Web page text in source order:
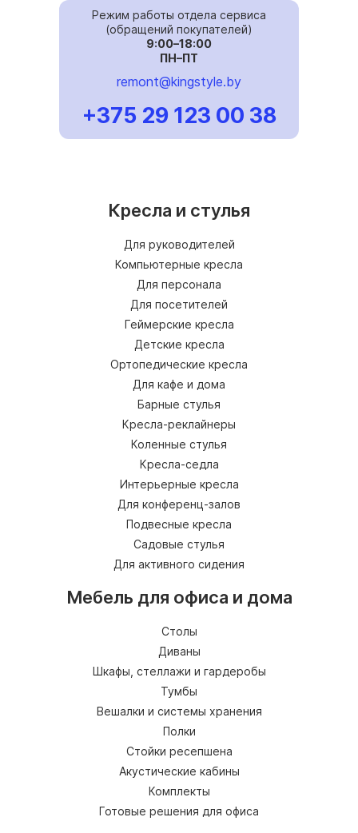
Режим работы отдела сервиса
(обращений покупателей)
9:00–18:00
ПН–ПТ
remont@kingstyle.by
+375 29 123 00 38
Кресла и стулья
Для руководителей
Компьютерные кресла
Для персонала
Для посетителей
Геймерские кресла
Детские кресла
Ортопедические кресла
Для кафе и дома
Барные стулья
Кресла-реклайнеры
Коленные стулья
Кресла-седла
Интерьерные кресла
Для конференц-залов
Подвесные кресла
Садовые стулья
Для активного сидения
Мебель для офиса и дома
Столы
Диваны
Шкафы, стеллажи и гардеробы
Тумбы
Вешалки и системы хранения
Полки
Стойки ресепшена
Акустические кабины
Комплекты
Готовые решения для офиса